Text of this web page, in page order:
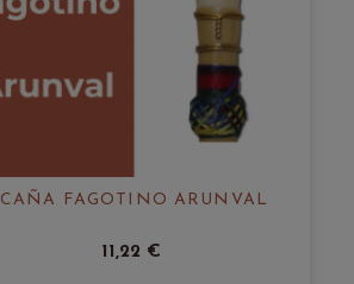
CAÑA FAGOTINO ARUNVAL
11,22 €